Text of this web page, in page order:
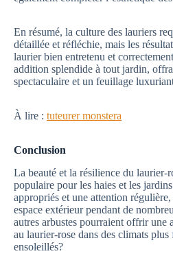
En résumé, la culture des lauriers
détaillée et réfléchie, mais les
laurier bien entretenu et
addition splendide à tout jardin,
spectaculaire et un feuillage
À lire : tuteurer monstera
Conclusion
La beauté et la résilience du laurier-
populaire pour les haies et les
appropriés et une attention
espace extérieur pendant de
autres arbustes pourraient offrir une
au laurier-rose dans des climats
ensoleillés?